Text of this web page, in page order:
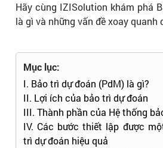
Hãy cùng IZISolution khám phá
là gì và những vấn đề xoay quanh
Mục lục:
I. Bảo trì dự đoán (PdM) là gì?
II. Lợi ích của bảo trì dự đoán
III. Thành phần của Hệ thống
IV. Các bước thiết lập được
trì dự đoán hiệu quả